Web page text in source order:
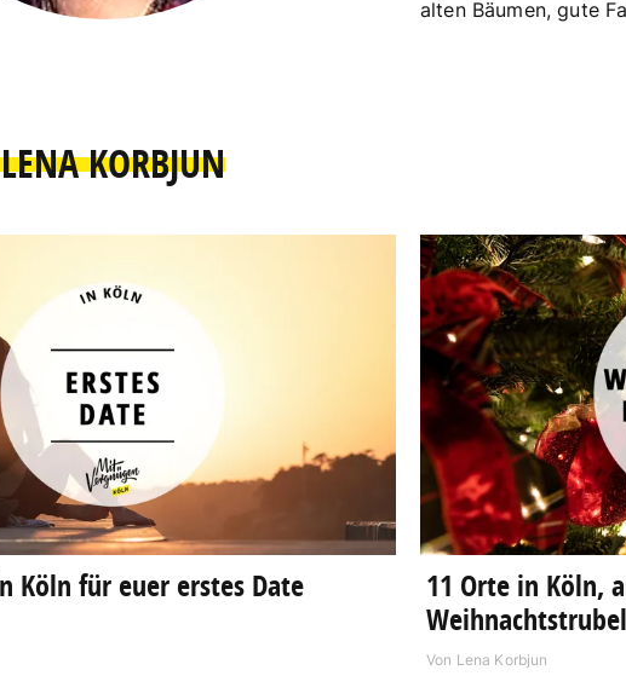
alten Bäumen, gute
KORBJUN
Köln für euer erstes Date
11 Orte in Köln,
Von Lena Korbjun